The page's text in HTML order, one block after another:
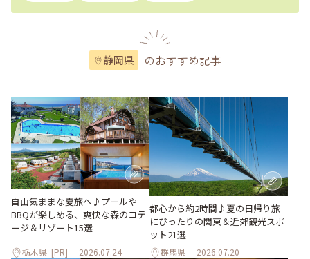
静岡県 のおすすめ記事
自由気ままな夏旅へ♪プールや
BBQが楽しめる、爽快な森のコテ
ージ＆リゾート15選
栃木県 [PR] 2026.07.24
都心から約2時間♪夏の日帰り旅
にぴったりの関東＆近郊観光スポ
ット21選
群馬県 2026.07.20